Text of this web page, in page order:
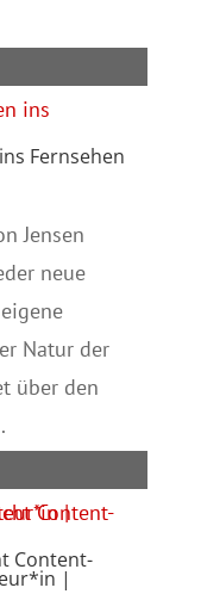
Fernsehen
Jensen
neue
Natur der
über den
Content-
|